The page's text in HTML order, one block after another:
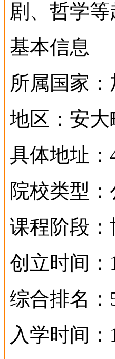
剧、哲学
基本信息
所属国家
地区：安
具体地址：
院校类型
课程阶段
创立时间：
综合排名：
入学时间：